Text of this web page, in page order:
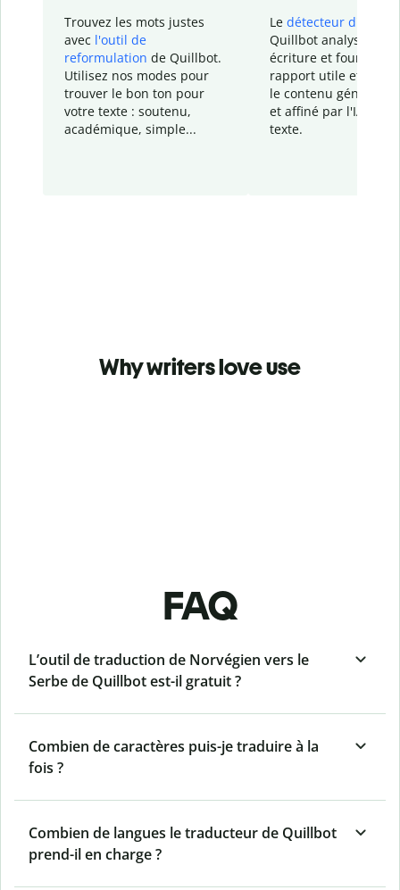
Trouvez les mots justes
avec l'outil de
reformulation de Quillbot.
Utilisez nos modes pour
trouver le bon ton pour
votre texte : soutenu,
académique, simple...
Le détecteur d'IA
Quillbot analyse votre
écriture et fournit un
rapport utile et
le contenu généré
et affiné par l'IA
texte.
Why writers love use
FAQ
L’outil de traduction de Norvégien vers le
Serbe de Quillbot est-il gratuit ?
Combien de caractères puis-je traduire à la
fois ?
Combien de langues le traducteur de Quillbot
prend-il en charge ?